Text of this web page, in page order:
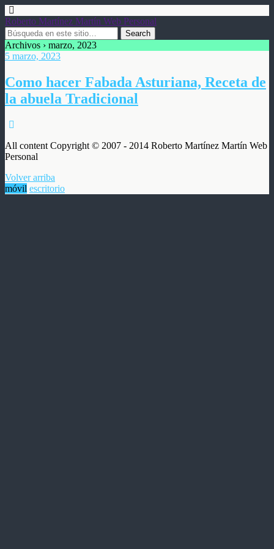
Roberto Martínez Martín Web Personal
Archivos › marzo, 2023
5 marzo, 2023
Como hacer Fabada Asturiana, Receta de
la abuela Tradicional
All content Copyright © 2007 - 2014 Roberto Martínez Martín Web
Personal
Volver arriba
móvil escritorio